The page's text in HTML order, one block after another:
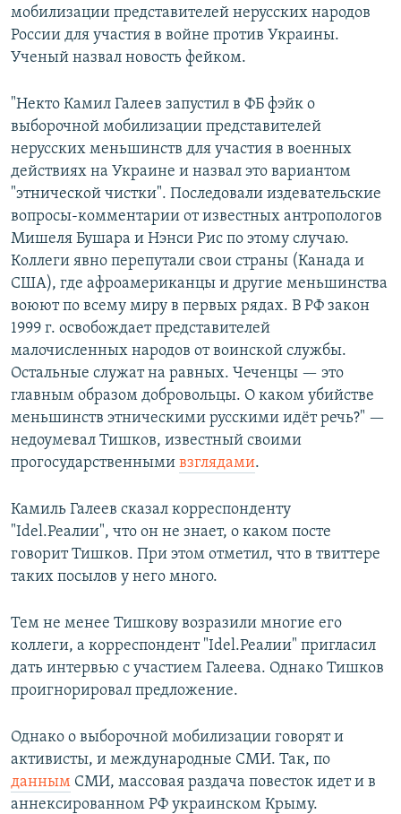
мобилизации представителей нерусских народов
России для участия в войне против Украины.
Ученый назвал новость фейком.
"Некто Камил Галеев запустил в ФБ фэйк о
выборочной мобилизации представителей
нерусских меньшинств для участия в военных
действиях на Украине и назвал это вариантом
"этнической чистки". Последовали издевательские
вопросы-комментарии от известных антропологов
Мишеля Бушара и Нэнси Рис по этому случаю.
Коллеги явно перепутали свои страны (Канада и
США), где афроамериканцы и другие меньшинства
воюют по всему миру в первых рядах. В РФ закон
1999 г. освобождает представителей
малочисленных народов от воинской службы.
Остальные служат на равных. Чеченцы — это
главным образом добровольцы. О каком убийстве
меньшинств этническими русскими идёт речь?" —
недоумевал Тишков, известный своими
прогосударственными взглядами.
Камиль Галеев сказал корреспонденту
"Idel.Реалии", что он не знает, о каком посте
говорит Тишков. При этом отметил, что в твиттере
таких посылов у него много.
Тем не менее Тишкову возразили многие его
коллеги, а корреспондент "Idel.Реалии" пригласил
дать интервью с участием Галеева. Однако Тишков
проигнорировал предложение.
Однако о выборочной мобилизации говорят и
активисты, и международные СМИ. Так, по
данным СМИ, массовая раздача повесток идет и в
аннексированном РФ украинском Крыму.